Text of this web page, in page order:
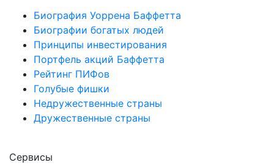
Биография Уоррена Баффетта
Биографии богатых людей
Принципы инвестирования
Портфель акций Баффетта
Рейтинг ПИФов
Голубые фишки
Недружественные страны
Дружественные страны
Сервисы